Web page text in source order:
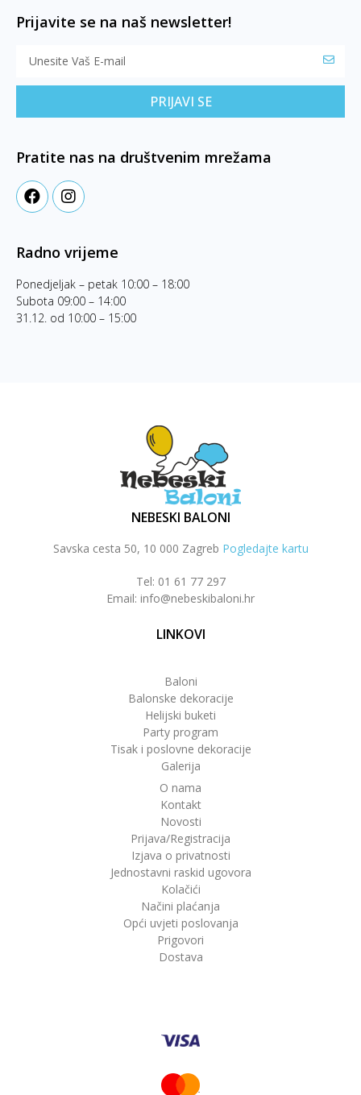
Prijavite se na naš newsletter!
PRIJAVI SE
Pratite nas na društvenim mrežama
Radno vrijeme
Ponedjeljak – petak 10:00 – 18:00
Subota 09:00 – 14:00
31.12. od 10:00 – 15:00
NEBESKI BALONI
Savska cesta 50, 10 000 Zagreb Pogledajte kartu
Tel: 01 61 77 297
Email: info@nebeskibaloni.hr
LINKOVI
Baloni
Balonske dekoracije
Helijski buketi
Party program
Tisak i poslovne dekoracije
Galerija
O nama
Kontakt
Novosti
Prijava/Registracija
Izjava o privatnosti
Jednostavni raskid ugovora
Kolačići
Načini plaćanja
Opći uvjeti poslovanja
Prigovori
Dostava